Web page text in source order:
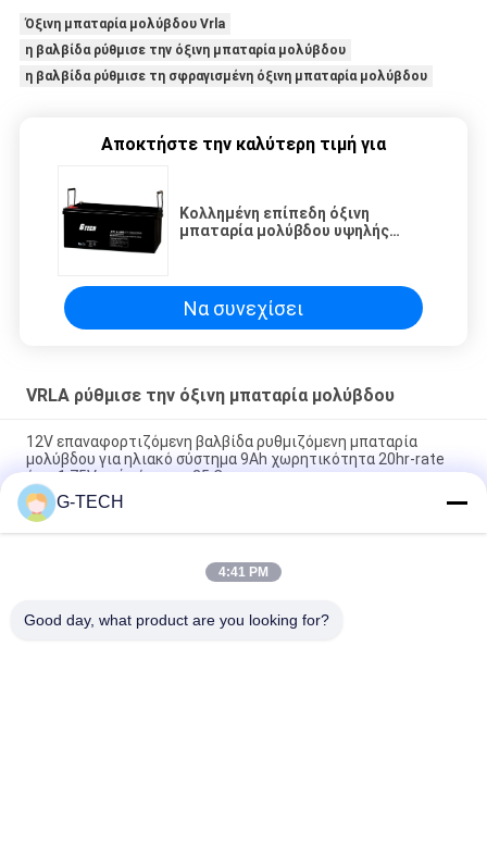
Όξινη μπαταρία μολύβδου Vrla
η βαλβίδα ρύθμισε την όξινη μπαταρία μολύβδου
η βαλβίδα ρύθμισε τη σφραγισμένη όξινη μπαταρία μολύβδου
Αποκτήστε την καλύτερη τιμή για
Κολλημένη επίπεδη όξινη
μπαταρία μολύβδου υψηλής
Να συνεχίσει
VRLA ρύθμισε την όξινη μπαταρία μολύβδου
12V επαναφορτιζόμενη βαλβίδα ρυθμιζόμενη μπαταρία
μολύβδου για ηλιακό σύστημα 9Ah χωρητικότητα 20hr-rate
έως 1,75V ανά κύτταρο 25 C
2.55 Kg 12V 9Ah VRLA type lead acid battery for
UPS,Telecom,solar system,alarm system
2.05kg weight 12v sealed valve regulated rechargeable
G-TECH
4:41 PM
Good day, what product are you looking for?